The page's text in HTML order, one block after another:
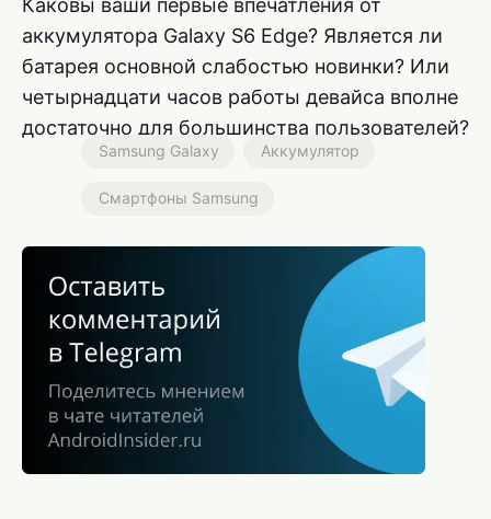
Каковы ваши первые впечатления от
аккумулятора Galaxy S6 Edge? Является ли
батарея основной слабостью новинки? Или
четырнадцати часов работы девайса вполне
достаточно для большинства пользователей?
Samsung Galaxy Аккумулятор
Смартфоны Samsung